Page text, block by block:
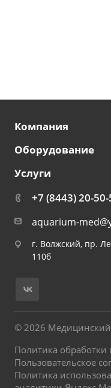
Компания
Оборудование
Услуги
+7 (8443) 20-
aquarium-
г. Волжский, пр.
110б
© 2026
Политика
Пользовательское
Политика